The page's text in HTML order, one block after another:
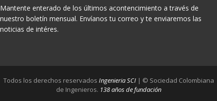
Mantente enterado de los últimos acontencimiento a través de
nuestro boletín mensual. Envíanos tu correo y te enviaremos las
noticias de intéres.
Todos los derechos reservados Ingenieria SCI | © Sociedad Colombiana
de Ingenieros. 138 años de fundación